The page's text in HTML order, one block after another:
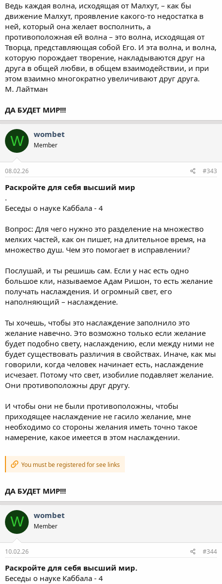
Ведь каждая волна, исходящая от Малхут, – как бы
движение Малхут, проявление какого-то недостатка в
ней, который она желает восполнить, а
противоположная ей волна – это волна, исходящая от
Творца, представляющая собой Его. И эта волна, и волна,
которую порождает творение, накладываются друг на
друга в общей любви, в общем взаимодействии, и при
этом взаимно многократно увеличивают друг друга.
М. Лайтман
ДА БУДЕТ МИР!!!
W wombet
Member
08.02.26 #343
Раскройте для себя высший мир
.
Беседы о науке Каббала - 4
Вопрос: Для чего нужно это разделение на множество
мелких частей, как он пишет, на длительное время, на
множество душ. Чем это помогает в исправлении?
Послушай, и ты решишь сам. Если у нас есть одно
большое кли, называемое Адам Ришон, то есть желание
получать наслаждения. И огромный свет, его
наполняющий – наслаждение.
Ты хочешь, чтобы это наслаждение заполнило это
желание навечно. Это возможно только если желание
будет подобно свету, наслаждению, если между ними не
будет существовать различия в свойствах. Иначе, как мы
говорили, когда человек начинает есть, наслаждение
исчезает. Потому что свет, изобилие подавляет желание.
Они противоположны друг другу.
И чтобы они не были противоположны, чтобы
приходящее наслаждение не гасило желание, мне
необходимо со стороны желания иметь точно такое
намерение, какое имеется в этом наслаждении.
You must be registered for see links
ДА БУДЕТ МИР!!!
W wombet
Member
10.02.26 #344
Раскройте для себя высший мир.
Беседы о науке Каббала - 4